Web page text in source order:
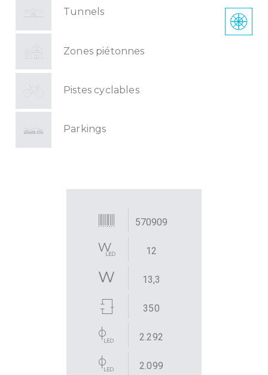
Tunnels
Zones piétonnes
Pistes cyclables
Parkings
570909
12
13,3
350
2.292
2.099